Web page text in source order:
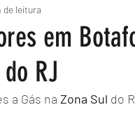
aquecedores
em
RJ
de leitura
a Gás na Zona Sul do